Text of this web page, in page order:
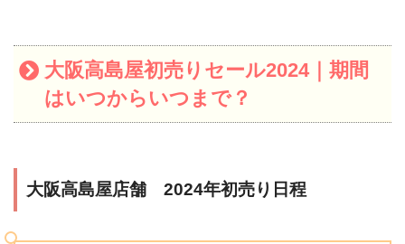
大阪高島屋初売りセール2024｜期間
はいつからいつまで？
大阪高島屋店舗 2024年初売り日程